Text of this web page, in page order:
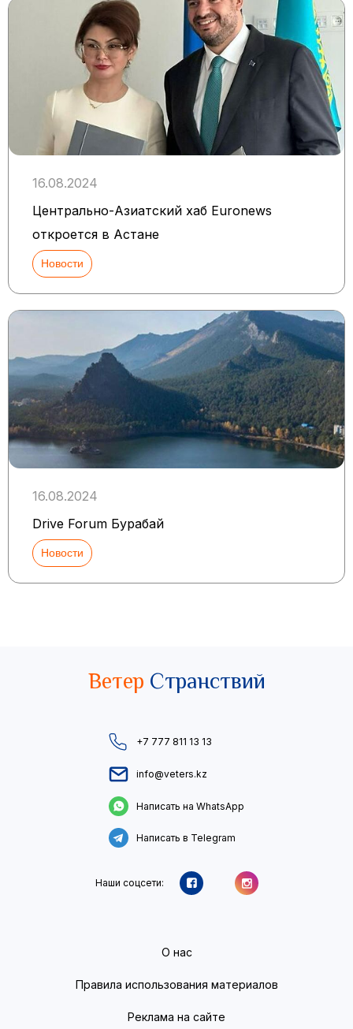
16.08.2024
Центрально-Азиатский хаб Euronews
откроется в Астане
Новости
16.08.2024
Drive Forum Бурабай
Новости
Ветер Странствий
+7 777 811 13 13
info@veters.kz
Написать на WhatsApp
Написать в Telegram
Наши соцсети:
О нас
Правила использования материалов
Реклама на сайте